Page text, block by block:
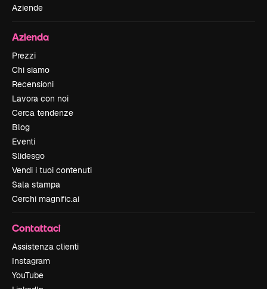
Aziende
Azienda
Prezzi
Chi siamo
Recensioni
Lavora con noi
Cerca tendenze
Blog
Eventi
Slidesgo
Vendi i tuoi contenuti
Sala stampa
Cerchi magnific.ai
Contattaci
Assistenza clienti
Instagram
YouTube